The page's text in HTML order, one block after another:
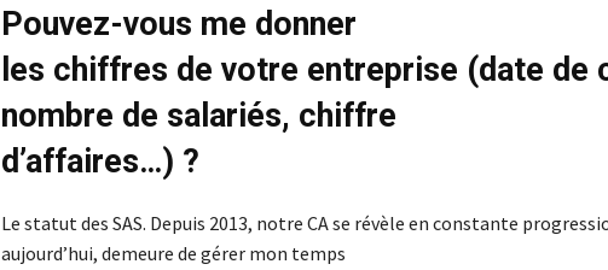
Pouvez-vous me donner
les chiffres de votre entreprise (date de
nombre de salariés, chiffre
d’affaires…) ?
Le statut des SAS. Depuis 2013, notre CA se révèle en constante
aujourd’hui, demeure de gérer mon temps